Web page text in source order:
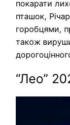
покарати
пташок,
горобцями,
також
“Лео”